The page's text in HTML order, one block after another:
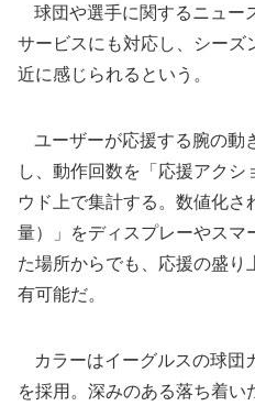
球団や選手に関するニュー
サービスにも対応し、シーズ
近に感じられるという。
ユーザーが応援する腕の動
し、動作回数を「応援アク
ウド上で集計する。数値化さ
量）」をディスプレーやス
た場所からでも、応援の盛
有可能だ。
カラーはイーグルスの球団
を採用。深みのある落ち着